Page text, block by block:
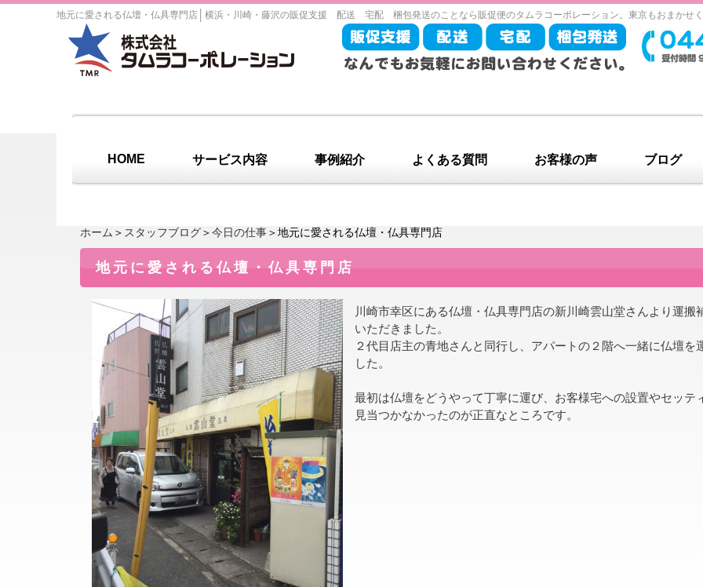
地元に愛される仏壇・仏具専門店 横浜・川崎・藤沢の販促支援 配送 宅配 梱包発送のことなら販促便のタムラコーポレーション。東京もおまかせく
HOME サービス内容 事例紹介 よくある質問 お客様の声 ブログ
ホーム ＞ スタッフブログ＞今日の仕事＞地元に愛される仏壇・仏具専門店
地元に愛される仏壇・仏具専門店
川崎市幸区にある仏壇・仏具専門店の新川崎雲山堂さんより運搬
いただきました。
２代目店主の青地さんと同行し、アパートの２階へ一緒に仏壇を
した。
最初は仏壇をどうやって丁寧に運び、お客様宅への設置やセッテ
見当つかなかったのが正直なところです。